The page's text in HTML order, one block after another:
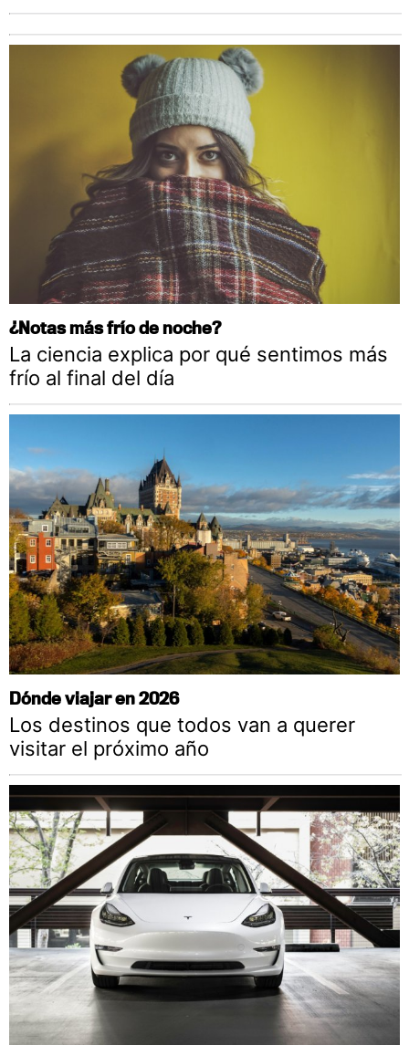
¿Notas más frío de noche?
La ciencia explica por qué sentimos más
frío al final del día
Dónde viajar en 2026
Los destinos que todos van a querer
visitar el próximo año